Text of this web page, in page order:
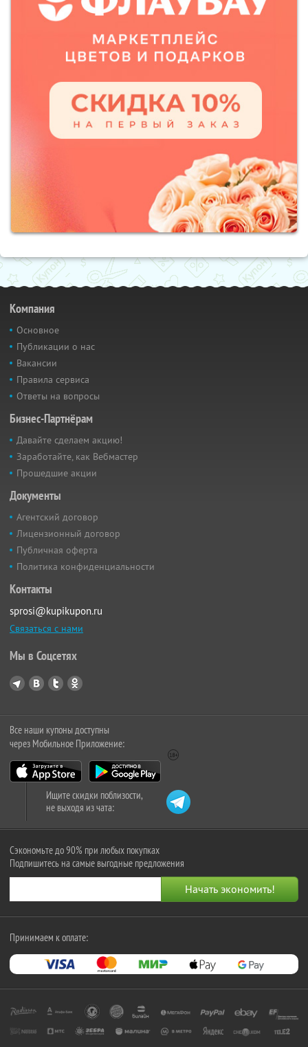
Компания
Основное
Публикации о нас
Вакансии
Правила сервиса
Ответы на вопросы
Бизнес-Партнёрам
Давайте сделаем акцию!
Заработайте, как Вебмастер
Прошедшие акции
Документы
Агентский договор
Лицензионный договор
Публичная оферта
Политика конфиденциальности
Контакты
sprosi@kupikupon.ru
Связаться с нами
Мы в Соцсетях
Все наши купоны доступны
через Мобильное Приложение:
Ищите скидки поблизости,
не выходя из чата:
Сэкономьте до 90% при любых покупках
Подпишитесь на самые выгодные предложения
Принимаем к оплате: